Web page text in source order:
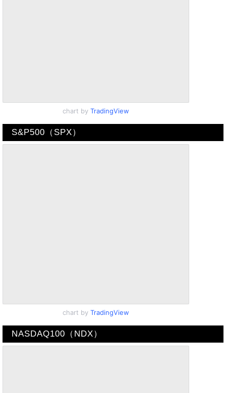
chart by TradingView
S&P500（SPX）
chart by TradingView
NASDAQ100（NDX）